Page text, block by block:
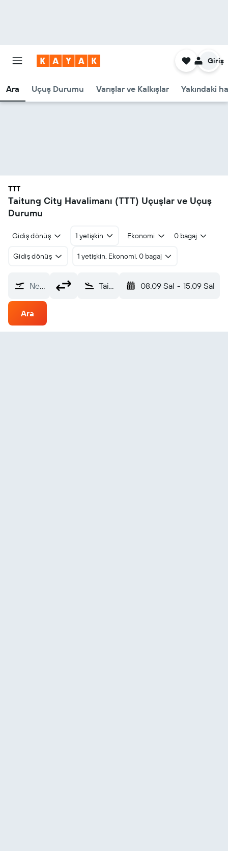
Ara Uçuş Durumu Varışlar ve Kalkışlar Yakındaki
Giriş
TTT
Taitung City Havalimanı (TTT) Uçuşlar ve Uçuş
Durumu
Gidiş dönüş 1 yetişkin Ekonomi 0 bagaj
Gidiş dönüş 1 yetişkin, Ekonomi, 0 bagaj
Nereden? Taitung City (TTT) 08.09 Sal - 15.09 Sal
Ara